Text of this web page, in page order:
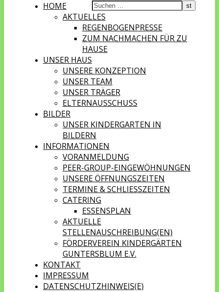
HOME
AKTUELLES
REGENBOGENPRESSE
ZUM NACHMACHEN FÜR ZU
HAUSE
UNSER HAUS
UNSERE KONZEPTION
UNSER TEAM
UNSER TRÄGER
ELTERNAUSSCHUSS
BILDER
UNSER KINDERGARTEN IN
BILDERN
INFORMATIONEN
VORANMELDUNG
PEER-GROUP-EINGEWÖHNUNGEN
UNSERE ÖFFNUNGSZEITEN
TERMINE & SCHLIESSZEITEN
CATERING
ESSENSPLAN
AKTUELLE
STELLENAUSCHREIBUNG(EN)
FÖRDERVEREIN KINDERGÄRTEN
GUNTERSBLUM E.V.
KONTAKT
IMPRESSUM
DATENSCHUTZHINWEIS(E)